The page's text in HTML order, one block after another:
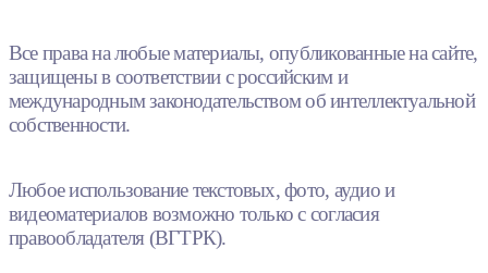
Все права на любые материалы, опубликованные на сайте,
защищены в соответствии с российским и
международным законодательством об интеллектуальной
собственности.
Любое использование текстовых, фото, аудио и
видеоматериалов возможно только с согласия
правообладателя (ВГТРК).